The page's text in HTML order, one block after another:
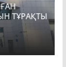
ТҰРАҚТЫ